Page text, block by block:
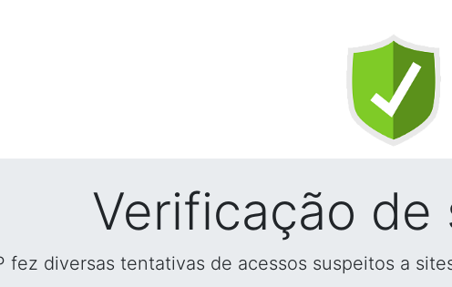
Verificação de
fez diversas tentativas de acessos suspeitos a